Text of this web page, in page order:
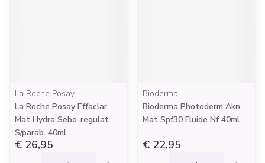
La Roche Posay
La Roche Posay Effaclar
Mat Hydra Sebo-regulat.
S/parab. 40ml
€ 26,95
Bioderma
Bioderma Photoderm Akn
Mat Spf30 Fluide Nf 40ml
€ 22,95